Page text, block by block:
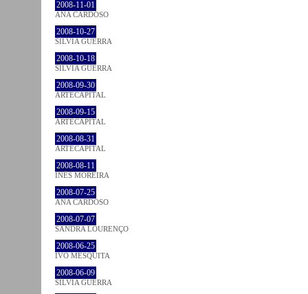
2008-11-01
ANA CARDOSO
2008-10-27
SÍLVIA GUERRA
2008-10-18
SÍLVIA GUERRA
2008-09-30
ARTECAPITAL
2008-09-15
ARTECAPITAL
2008-08-31
ARTECAPITAL
2008-08-11
INÊS MOREIRA
2008-07-25
ANA CARDOSO
2008-07-07
SANDRA LOURENÇO
2008-06-25
IVO MESQUITA
2008-06-09
SÍLVIA GUERRA